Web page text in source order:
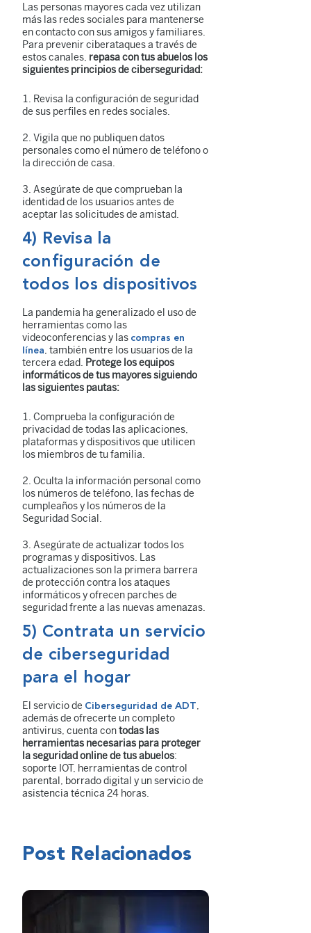
Las personas mayores cada vez utilizan
más las redes sociales para mantenerse
en contacto con sus amigos y familiares.
Para prevenir ciberataques a través de
estos canales, repasa con tus abuelos los
siguientes principios de ciberseguridad:
Revisa la configuración de seguridad
de sus perfiles en redes sociales.
Vigila que no publiquen datos
personales como el número de teléfono o
la dirección de casa.
Asegúrate de que comprueban la
identidad de los usuarios antes de
aceptar las solicitudes de amistad.
4) Revisa la
configuración de
todos los dispositivos
La pandemia ha generalizado el uso de
herramientas como las
videoconferencias y las compras en
línea, también entre los usuarios de la
tercera edad. Protege los equipos
informáticos de tus mayores siguiendo
las siguientes pautas:
Comprueba la configuración de
privacidad de todas las aplicaciones,
plataformas y dispositivos que utilicen
los miembros de tu familia.
Oculta la información personal como
los números de teléfono, las fechas de
cumpleaños y los números de la
Seguridad Social.
Asegúrate de actualizar todos los
programas y dispositivos. Las
actualizaciones son la primera barrera
de protección contra los ataques
informáticos y ofrecen parches de
seguridad frente a las nuevas amenazas.
5) Contrata un servicio
de ciberseguridad
para el hogar
El servicio de Ciberseguridad de ADT,
además de ofrecerte un completo
antivirus, cuenta contodas las
herramientas necesarias para proteger
la seguridad online de tus abuelos:
soporte IOT, herramientas de control
parental, borrado digital y un servicio de
asistencia técnica 24 horas.
Post Relacionados